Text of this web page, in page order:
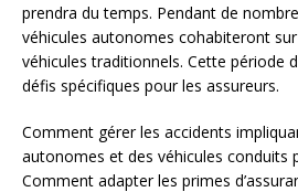
prendra du temps. Pendant de
véhicules autonomes cohabiteront
véhicules traditionnels. Cette période
défis spécifiques pour les assureurs.
Comment gérer les accidents
autonomes et des véhicules conduits
Comment adapter les primes